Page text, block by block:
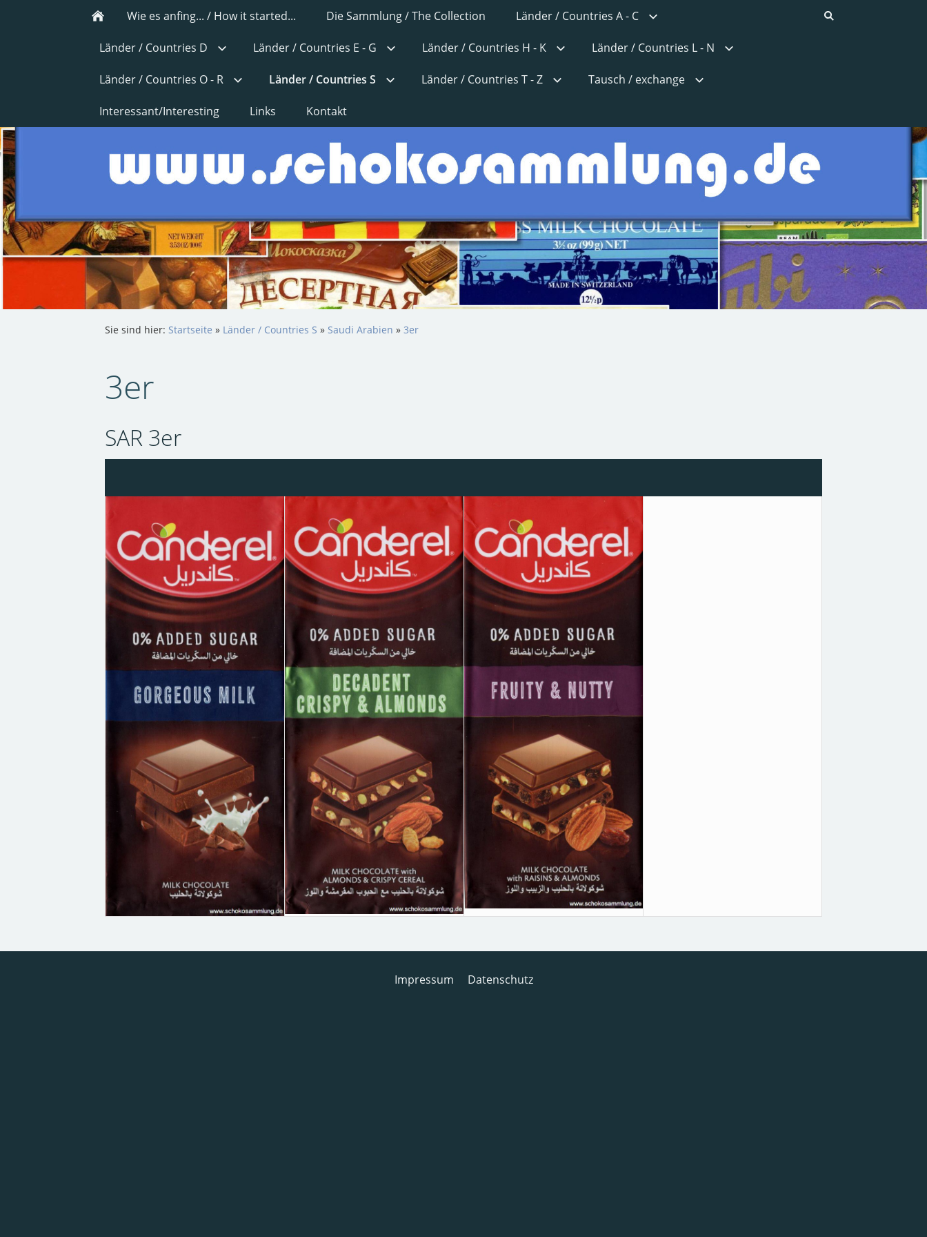
Wie es anfing... / How it started... Die Sammlung / The Collection Länder / Countries A - C
Länder / Countries D Länder / Countries E - G Länder / Countries H - K Länder / Countries L - N
Länder / Countries O - R Länder / Countries S Länder / Countries T - Z Tausch / exchange
Interessant/Interesting Links Kontakt
Sie sind hier: Startseite » Länder / Countries S » Saudi Arabien » 3er
3er
SAR 3er
Impressum Datenschutz